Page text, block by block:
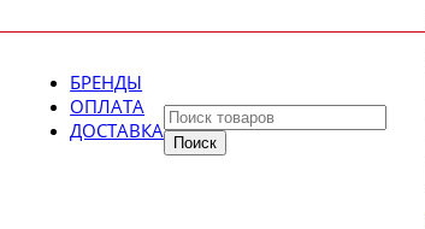
БРЕНДЫ
ОПЛАТА
ДОСТАВКА
Поиск